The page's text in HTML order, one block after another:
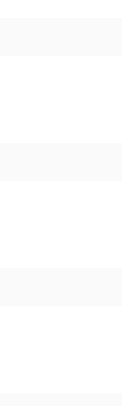
وَمَا بَلَغُواْ مِعۡشَارَ
مع
أنّ